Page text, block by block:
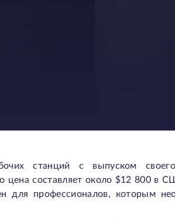
станций с выпуском
цена составляет около $12 800 в
для профессионалов, которым